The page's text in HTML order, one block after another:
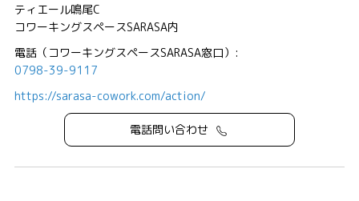
ティエール鳴尾C
コワーキングスペースSARASA内
電話（コワーキングスペースSARASA窓口）:
0798-39-9117
https://sarasa-cowork.com/action/
電話問い合わせ